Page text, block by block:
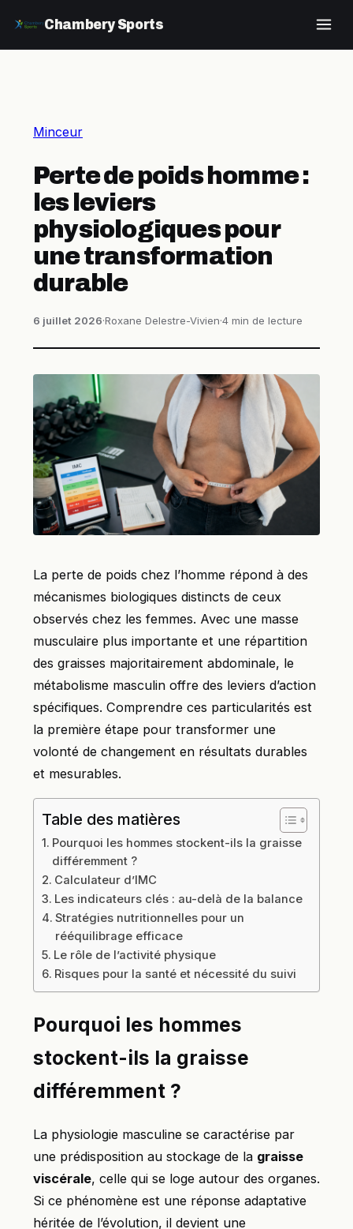
Chambery Sports
Minceur
Perte de poids homme :
les leviers
physiologiques pour
une transformation
durable
6 juillet 2026·Roxane Delestre-Vivien·4 min de lecture
La perte de poids chez l’homme répond à des
mécanismes biologiques distincts de ceux
observés chez les femmes. Avec une masse
musculaire plus importante et une répartition
des graisses majoritairement abdominale, le
métabolisme masculin offre des leviers d’action
spécifiques. Comprendre ces particularités est
la première étape pour transformer une
volonté de changement en résultats durables
et mesurables.
Table des matières
Pourquoi les hommes stockent-ils la graisse
différemment ?
Calculateur d’IMC
Les indicateurs clés : au-delà de la balance
Stratégies nutritionnelles pour un
rééquilibrage efficace
Le rôle de l’activité physique
Risques pour la santé et nécessité du suivi
Pourquoi les hommes
stockent-ils la graisse
différemment ?
La physiologie masculine se caractérise par
une prédisposition au stockage de la graisse
viscérale, celle qui se loge autour des organes.
Si ce phénomène est une réponse adaptative
héritée de l’évolution, il devient une